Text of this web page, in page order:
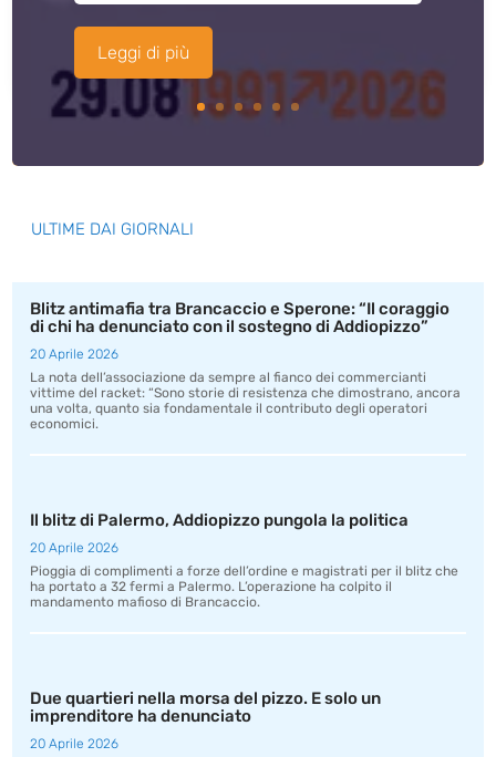
Leggi di più
ULTIME DAI GIORNALI
Blitz antimafia tra Brancaccio e Sperone: “Il coraggio
di chi ha denunciato con il sostegno di Addiopizzo”
20 Aprile 2026
La nota dell’associazione da sempre al fianco dei commercianti
vittime del racket: “Sono storie di resistenza che dimostrano, ancora
una volta, quanto sia fondamentale il contributo degli operatori
economici.
Il blitz di Palermo, Addiopizzo pungola la politica
20 Aprile 2026
Pioggia di complimenti a forze dell’ordine e magistrati per il blitz che
ha portato a 32 fermi a Palermo. L’operazione ha colpito il
mandamento mafioso di Brancaccio.
Due quartieri nella morsa del pizzo. E solo un
imprenditore ha denunciato
20 Aprile 2026